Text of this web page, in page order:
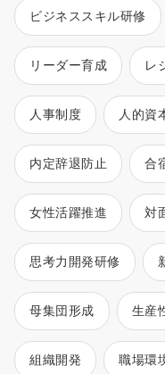
ビジネススキル研修
リーダー育成 レ
人事制度 人的資
内定辞退防止 合
女性活躍推進 対
思考力開発研修
母集団形成 生産
組織開発 職場環